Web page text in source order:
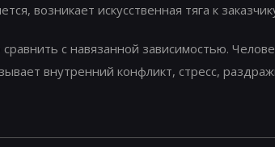
возникает искусственная тяга к
с навязанной зависимостью.
внутренний конфликт, стресс,